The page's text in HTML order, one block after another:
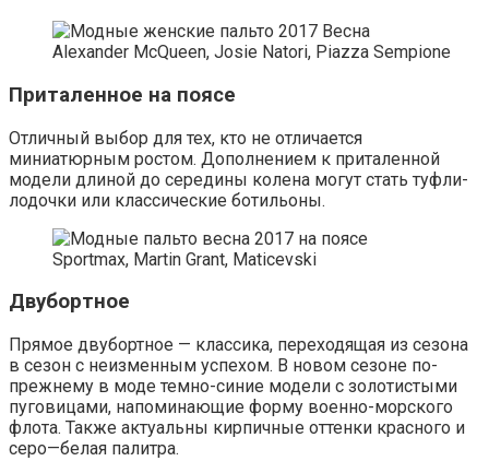
Alexander McQueen, Josie Natori, Piazza Sempione
Приталенное на поясе
Отличный выбор для тех, кто не отличается
миниатюрным ростом. Дополнением к приталенной
модели длиной до середины колена могут стать туфли-
лодочки или классические ботильоны.
Sportmax, Martin Grant, Maticevski
Двубортное
Прямое двубортное — классика, переходящая из сезона
в сезон с неизменным успехом. В новом сезоне по-
прежнему в моде темно-синие модели с золотистыми
пуговицами, напоминающие форму военно-морского
флота. Также актуальны кирпичные оттенки красного и
серо—белая палитра.